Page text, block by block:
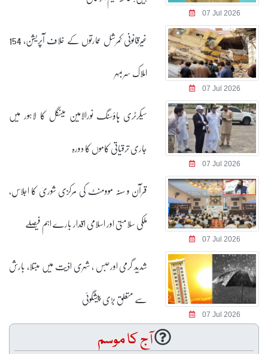
07 Jul 2026
07 Jul 2026
غیرقانونی کمرشل عمارتوں کے خلاف آپریشن، 154
املاک سربمہر
07 Jul 2026
سیکرٹری ہاؤسنگ نورالامین مینگل کا لاہور میں
جاری ترقیاتی کاموں کا دورہ
07 Jul 2026
قرآن و سنہ موومنٹ کی مرکزی شوریٰ کا اجلاس،
ملکی سلامتی اور اسلامی اقدار بارے اہم فیصلے
07 Jul 2026
شدید گرمی اورحبس ، شہری اذیت میں مبتلا، بارش
سے متعلق بڑی پیشگوئی
آج کا موسم